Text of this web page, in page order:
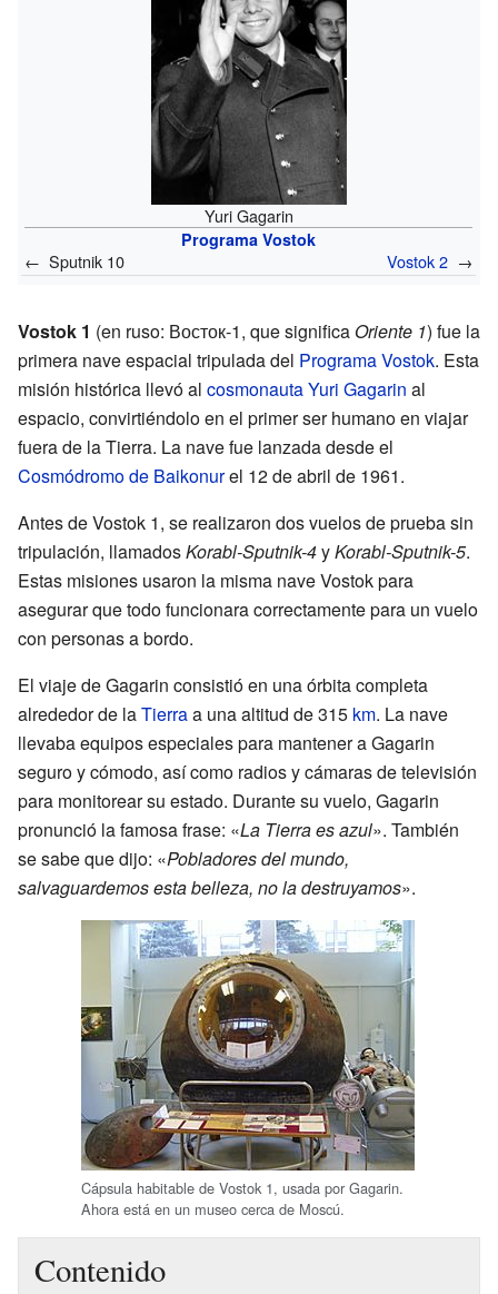
Yuri Gagarin
Programa Vostok
← Sputnik 10 Vostok 2 →
Vostok 1 (en ruso: Восток-1, que significa Oriente 1) fue la
primera nave espacial tripulada del Programa Vostok. Esta
misión histórica llevó al cosmonautaYuri Gagarin al
espacio, convirtiéndolo en el primer ser humano en viajar
fuera de la Tierra. La nave fue lanzada desde el
Cosmódromo de Baikonurel 12 de abril de 1961.
Antes de Vostok 1, se realizaron dos vuelos de prueba sin
tripulación, llamadosKorabl-Sputnik-4yKorabl-Sputnik-5.
Estas misiones usaron la misma nave Vostok para
asegurar que todo funcionara correctamente para un vuelo
con personas a bordo.
El viaje de Gagarin consistió en una órbita completa
alrededor de laTierraa una altitud de 315 km. La nave
llevaba equipos especiales para mantener a Gagarin
seguro y cómodo, así como radios y cámaras de televisión
para monitorear su estado. Durante su vuelo, Gagarin
pronunció la famosa frase: «La Tierra es azul». También
se sabe que dijo: «Pobladores del mundo,
salvaguardemos esta belleza, no la destruyamos».
Cápsula habitable de Vostok 1, usada por Gagarin.
Ahora está en un museo cerca de Moscú.
Contenido